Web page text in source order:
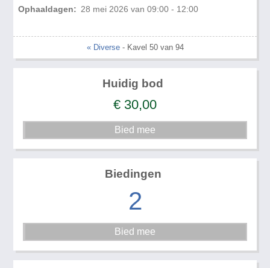
Ophaaldagen: 28 mei 2026 van 09:00 - 12:00
« Diverse- Kavel 50 van 94
Huidig bod
€ 30,00
Biedingen
2